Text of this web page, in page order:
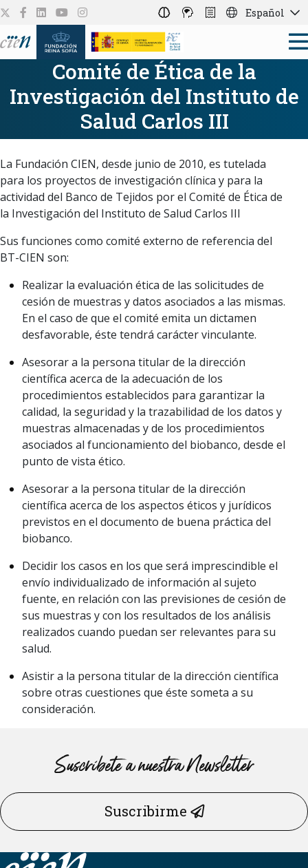
Español
Comité de Ética de la
Investigación del Instituto de
Salud Carlos III
La Fundación CIEN, desde junio de 2010, es tutelada
para los proyectos de investigación clínica y para la
actividad del Banco de Tejidos por el Comité de Ética de
la Investigación del Instituto de Salud Carlos III
Sus funciones como comité externo de referencia del
BT-CIEN son:
Realizar la evaluación ética de las solicitudes de
cesión de muestras y datos asociados a las mismas.
En el caso de que el comité emita un dictamen
desfavorable, éste tendrá carácter vinculante.
Asesorar a la persona titular de la dirección
científica acerca de la adecuación de los
procedimientos establecidos para garantizar la
calidad, la seguridad y la trazabilidad de los datos y
muestras almacenadas y de los procedimientos
asociados al funcionamiento del biobanco, desde el
punto de vista ético.
Asesorar a la persona titular de la dirección
científica acerca de los aspectos éticos y jurídicos
previstos en el documento de buena práctica del
biobanco.
Decidir los casos en los que será imprescindible el
envío individualizado de información al sujeto
fuente, en relación con las previsiones de cesión de
sus muestras y con los resultados de los análisis
realizados cuando puedan ser relevantes para su
salud.
Asistir a la persona titular de la dirección científica
sobre otras cuestiones que éste someta a su
consideración.
Suscríbete a nuestra Newsletter
Suscribirme